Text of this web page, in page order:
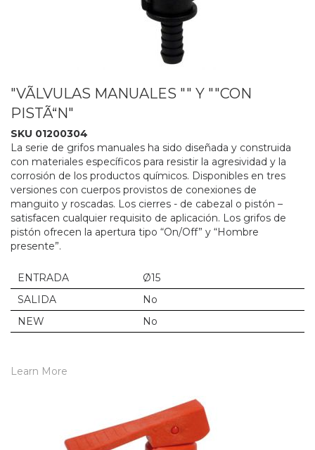
"VÃLVULAS MANUALES "" Y ""CON
PISTÃ“N"
SKU 01200304
La serie de grifos manuales ha sido diseñada y construida
con materiales específicos para resistir la agresividad y la
corrosión de los productos químicos. Disponibles en tres
versiones con cuerpos provistos de conexiones de
manguito y roscadas. Los cierres - de cabezal o pistón –
satisfacen cualquier requisito de aplicación. Los grifos de
pistón ofrecen la apertura tipo “On/Off” y “Hombre
presente”.
ENTRADA
Ø15
SALIDA
No
NEW
No
Learn More